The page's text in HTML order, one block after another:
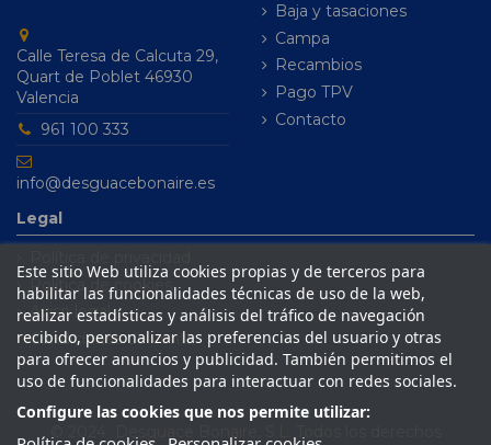
Calle Teresa de Calcuta 29,
Quart de Poblet 46930
Valencia
961 100 333
info@desguacebonaire.es
Baja y tasaciones
Campa
Recambios
Pago TPV
Contacto
Legal
Política de cookies
Aviso legal
Condiciones de venta
Este sitio Web utiliza cookies propias y de terceros para
habilitar las funcionalidades técnicas de uso de la web,
realizar estadísticas y análisis del tráfico de navegación
recibido, personalizar las preferencias del usuario y otras
para ofrecer anuncios y publicidad. También permitimos el
uso de funcionalidades para interactuar con redes sociales.
Configure las cookies que nos permite utilizar: